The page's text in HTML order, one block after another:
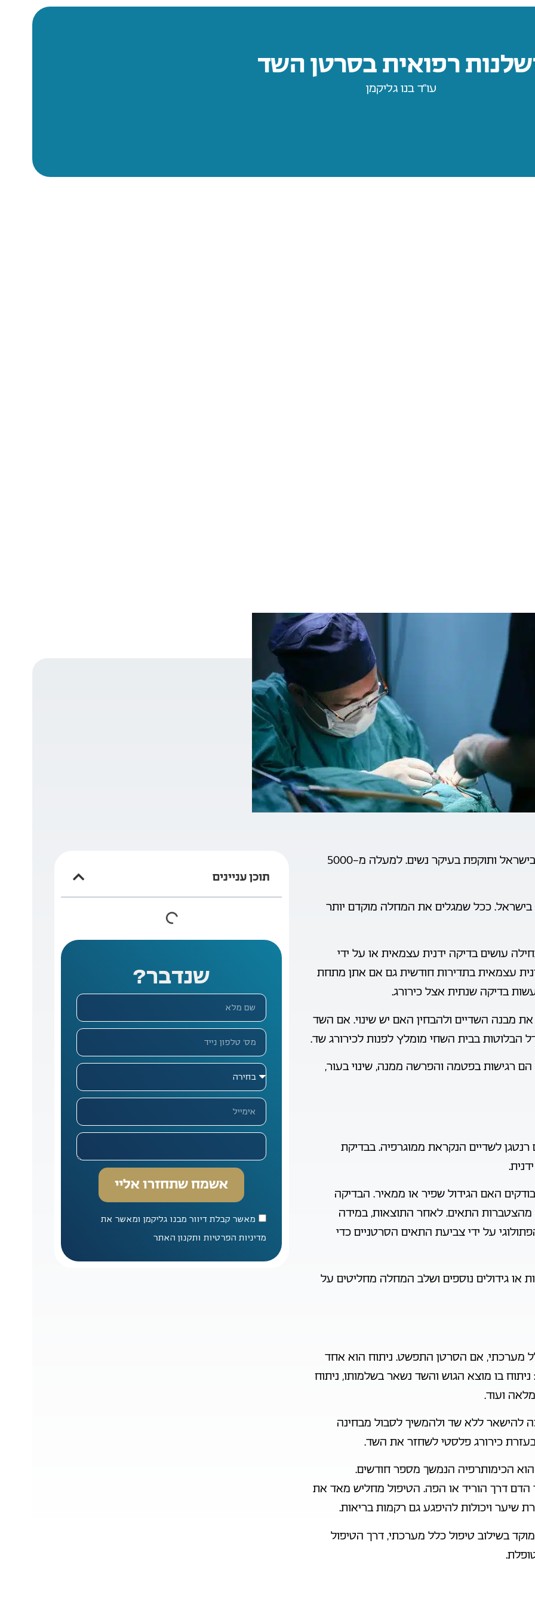
רפואית בסרטן השד
עו״ד בנו גליקמן
תוכן עניינים
שנדבר?
מאשר קבלת דיוור מבנו גליקמן ומאשר את
מדיניות הפרטיות ותקנון האתר
אשמח שתחזרו אליי
סרטן השד היא מחלה ממארת השכיחה ביותר בישראל ותוקפת בעיקר נשים. למעלה מ-5000
כ-80% מכלל החולות בישראל. ככל שמגלים את המחלה מוקדם יותר
עושים בדיקה ידנית עצמאית או על ידי
עצמאית בתדירות חודשית גם אם אתן מתחת
מבנה השדיים ולהבחין האם יש שינוי. אם השד
הבלוטות בבית השחי מומלץ לפנות לכירורג שד.
רגישות בפטמה והפרשה ממנה, שינוי בעור,
רנטגן לשדיים הנקראת ממוגרפיה. בבדיקת
האם הגידול שפיר או ממאיר. הבדיקה
התאים. לאחר התוצאות, במידה
על ידי צביעת התאים הסרטניים כדי
או גידולים נוספים ושלב המחלה מחליטים על
מערכתי, אם הסרטן התפשט. ניתוח הוא אחד
בו מוצא הגוש והשד נשאר בשלמותו, ניתוח
ועוד.
להישאר ללא שד ולהמשיך לסבול מבחינה
בעזרת כירורג פלסטי לשחזר את השד.
הכימותרפיה הנמשך מספר חודשים.
הדם דרך הוריד או הפה. הטיפול מחליש מאד את
שיער ויכולות להיפגע גם רקמות בריאות.
בשילוב טיפול כלל מערכתי, דרך הטיפול